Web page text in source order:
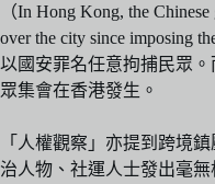
（In Hong Kong, the
over the city since imposing
以國安罪名任意拘捕民眾
眾集會在香港發生。
「人權觀察」亦提到跨境
治人物、社運人士發出毫